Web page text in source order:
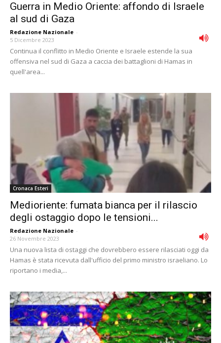
Guerra in Medio Oriente: affondo di Israele
al sud di Gaza
Redazione Nazionale -
5 Dicembre 2023
Continua il conflitto in Medio Oriente e Israele estende la sua
offensiva nel sud di Gaza a caccia dei battaglioni di Hamas in
quell'area...
Cronaca Esteri
Medioriente: fumata bianca per il rilascio
degli ostaggio dopo le tensioni...
Redazione Nazionale -
26 Novembre 2023
Una nuova lista di ostaggi che dovrebbero essere rilasciati oggi da
Hamas è stata ricevuta dall'ufficio del primo ministro israeliano. Lo
riportano i media,...